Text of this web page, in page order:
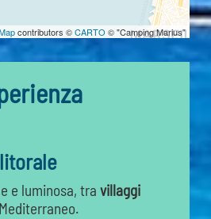
contributors ©CARTO © "Camping Marius"
litorale
e luminosa, travillaggi